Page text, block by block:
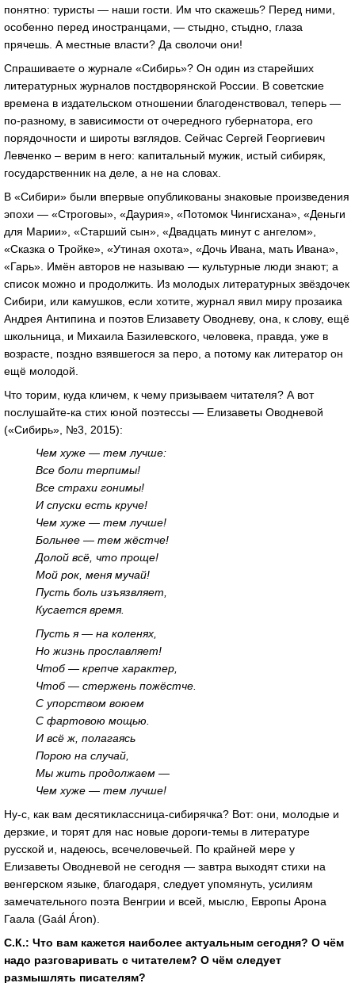
понятно: туристы — наши гости. Им что скажешь? Перед ними,
особенно перед иностранцами, — стыдно, стыдно, глаза
прячешь. А местные власти? Да сволочи они!
Спрашиваете о журнале «Сибирь»? Он один из старейших
литературных журналов постдворянской России. В советские
времена в издательском отношении благоденствовал, теперь —
по-разному, в зависимости от очередного губернатора, его
порядочности и широты взглядов. Сейчас Сергей Георгиевич
Левченко – верим в него: капитальный мужик, истый сибиряк,
государственник на деле, а не на словах.
В «Сибири» были впервые опубликованы знаковые произведения
эпохи — «Строговы», «Даурия», «Потомок Чингисхана», «Деньги
для Марии», «Старший сын», «Двадцать минут с ангелом»,
«Сказка о Тройке», «Утиная охота», «Дочь Ивана, мать Ивана»,
«Гарь». Имён авторов не называю — культурные люди знают; а
список можно и продолжить. Из молодых литературных звёздочек
Сибири, или камушков, если хотите, журнал явил миру прозаика
Андрея Антипина и поэтов Елизавету Оводневу, она, к слову, ещё
школьница, и Михаила Базилевского, человека, правда, уже в
возрасте, поздно взявшегося за перо, а потому как литератор он
ещё молодой.
Что торим, куда кличем, к чему призываем читателя? А вот
послушайте-ка стих юной поэтессы — Елизаветы Оводневой
(«Сибирь», №3, 2015):
Чем хуже — тем лучше:
Все боли терпимы!
Все страхи гонимы!
И спуски есть круче!
Чем хуже — тем лучше!
Больнее — тем жёстче!
Долой всё, что проще!
Мой рок, меня мучай!
Пусть боль изъязвляет,
Кусается время.
Пусть я — на коленях,
Но жизнь прославляет!
Чтоб — крепче характер,
Чтоб — стержень пожёстче.
С упорством воюем
С фартовою мощью.
И всё ж, полагаясь
Порою на случай,
Мы жить продолжаем —
Чем хуже — тем лучше!
Ну-с, как вам десятиклассница-сибирячка? Вот: они, молодые и
дерзкие, и торят для нас новые дороги-темы в литературе
русской и, надеюсь, всечеловечьей. По крайней мере у
Елизаветы Оводневой не сегодня — завтра выходят стихи на
венгерском языке, благодаря, следует упомянуть, усилиям
замечательного поэта Венгрии и всей, мыслю, Европы Арона
Гаала (Gaál Áron).
С.К.: Что вам кажется наиболее актуальным сегодня? О чём
надо разговаривать с читателем? О чём следует
размышлять писателям?